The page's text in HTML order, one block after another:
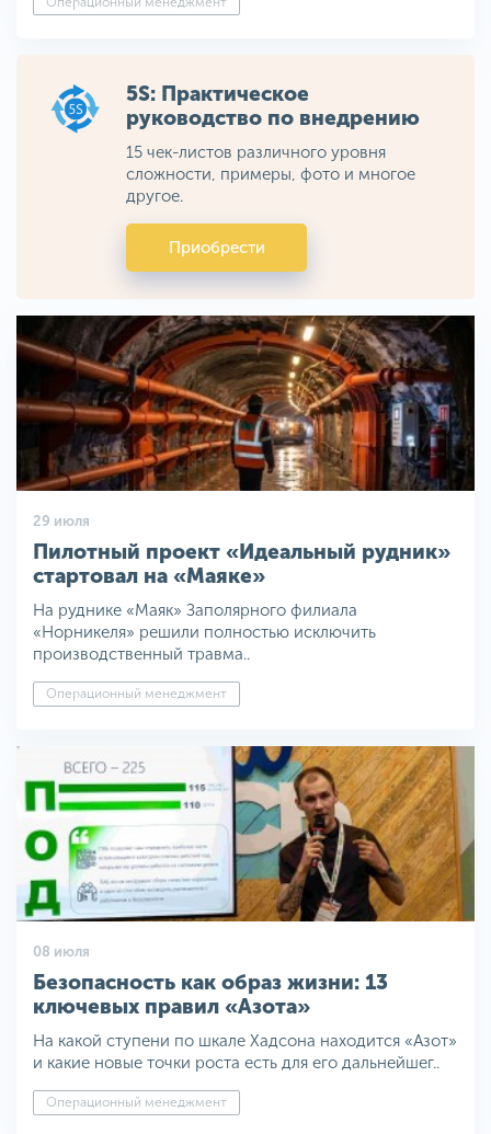
5S: Практическое
руководство по внедрению
15 чек-листов различного уровня
сложности, примеры, фото и многое
другое.
Приобрести
29 июля
Пилотный проект «Идеальный рудник»
стартовал на «Маяке»
На руднике «Маяк» Заполярного филиала
«Норникеля» решили полностью исключить
производственный травма..
Операционный менеджмент
08 июля
Безопасность как образ жизни: 13
ключевых правил «Азота»
На какой ступени по шкале Хадсона находится «Азот»
и какие новые точки роста есть для его дальнейшег..
Операционный менеджмент